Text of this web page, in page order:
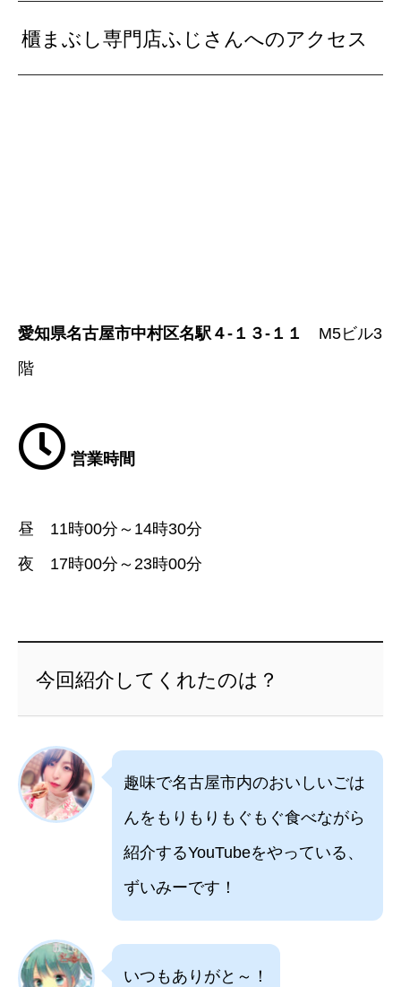
櫃まぶし専門店ふじさんへのアクセス
愛知県名古屋市中村区名駅４-１３-１１
M5ビル3
階
営業時間
昼 11時00分～14時30分
夜 17時00分～23時00分
今回紹介してくれたのは？
趣味で名古屋市内のおいしいごは
んをもりもりもぐもぐ食べながら
紹介するYouTubeをやっている、
ずいみーです！
いつもありがと～！